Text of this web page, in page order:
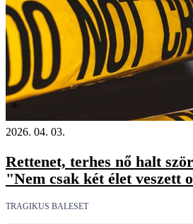
18+
2026. 04. 03.
Rettenet, terhes nő halt
"Nem csak két élet veszett
TRAGIKUS BALESET